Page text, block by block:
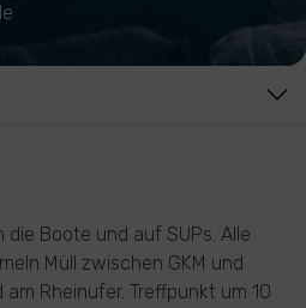
Boote und auf SUPs. Alle
Müll zwischen GKM und
Rheinufer. Treffpunkt um 10